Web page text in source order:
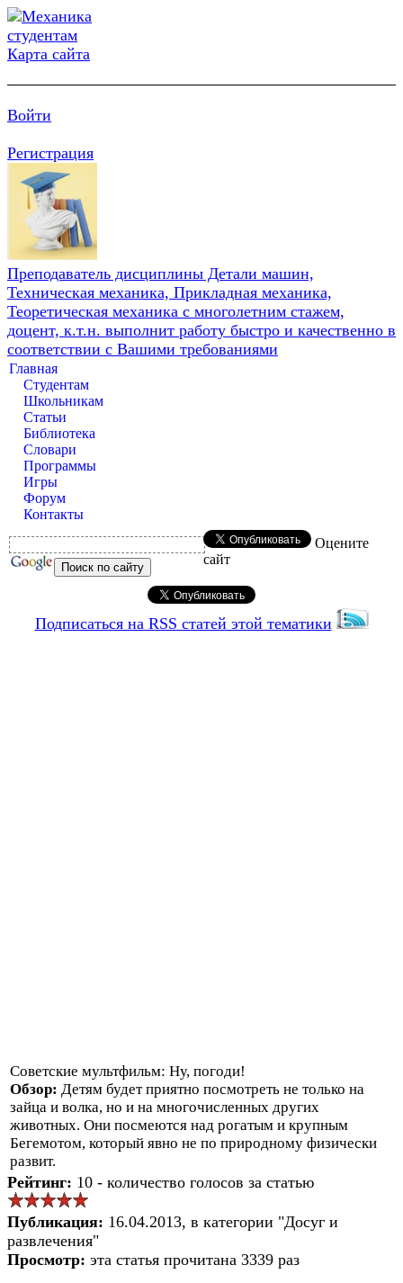
Карта сайта
Войти
Регистрация
Преподаватель дисциплины Детали машин,
Техническая механика, Прикладная механика,
Теоретическая механика с многолетним стажем,
доцент, к.т.н. выполнит работу быстро и качественно в
соответствии с Вашими требованиями
Главная
Студентам
Школьникам
Статьи
Библиотека
Словари
Программы
Игры
Форум
Контакты
Оцените
сайт
Подписаться на RSS статей этой тематики
Советские мультфильм: Ну, погоди!
Обзор: Детям будет приятно посмотреть не только на
зайца и волка, но и на многочисленных других
животных. Они посмеются над рогатым и крупным
Бегемотом, который явно не по природному физически
развит.
Рейтинг: 10 - количество голосов за статью
Публикация: 16.04.2013, в категории "Досуг и
развлечения"
Просмотр: эта статья прочитана 3339 раз